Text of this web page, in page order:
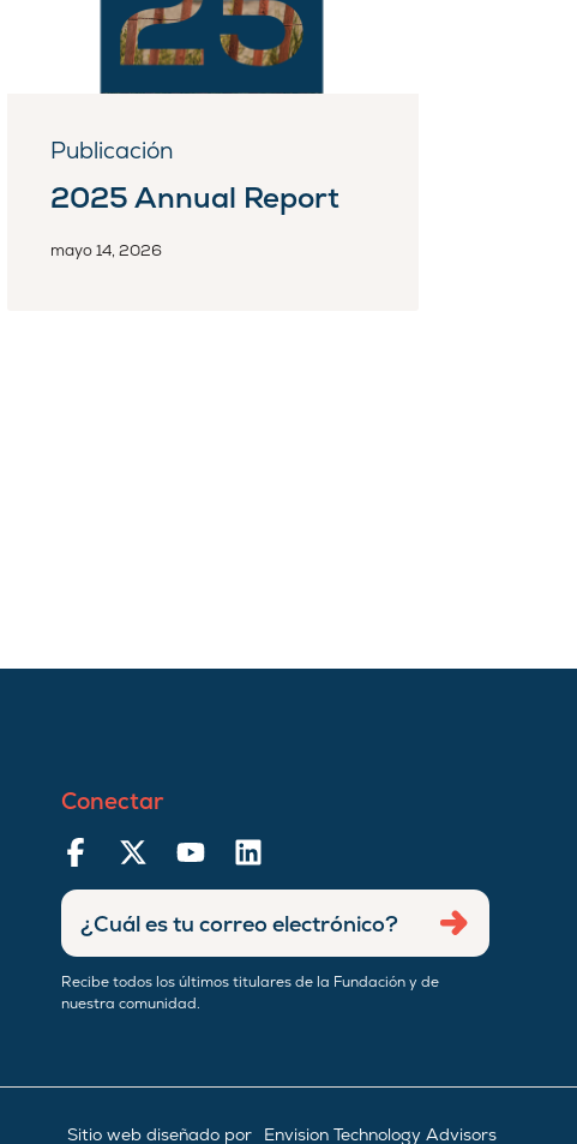
Publicación
2025 Annual Report
mayo 14, 2026
Conectar
Recibe todos los últimos titulares de la Fundación y de
nuestra comunidad.
Ingresar
dirección
de
correo
Enviar
Sitio web diseñado por Envision Technology Advisors